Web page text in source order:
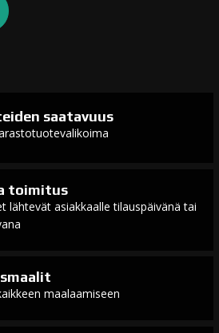
saatavuus
toimitus
lähtevät asiakkaalle tilauspäivänä tai
maalaamiseen